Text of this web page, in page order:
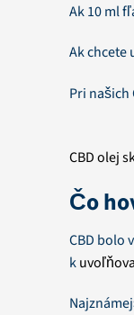
Ak 10 ml
Ak chcete
Pri našich
CBD olej
Čo
CBD bolo
k